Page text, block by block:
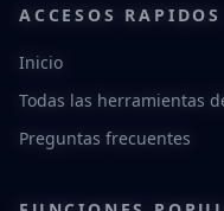
ACCESOS RAPIDOS
Inicio
Todas las herramientas
Preguntas frecuentes